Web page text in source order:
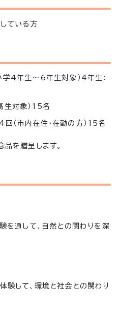
ている方
学4年生～6年生対象）4年生：
生対象）15名
回（市内在住・在勤の方）15名
を贈呈します。
を通して、自然との関わりを深
験して、環境と社会との関わり